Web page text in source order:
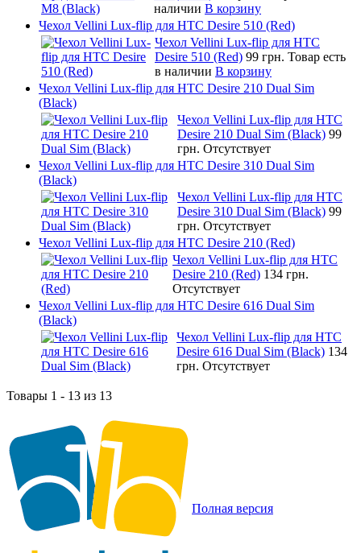
наличии В корзину
Чехол Vellini Lux-flip для HTC Desire 510 (Red)
Чехол Vellini Lux-flip для HTC
Desire 510 (Red) 99 грн. Товар есть
в наличии В корзину
Чехол Vellini Lux-flip для HTC Desire 210 Dual Sim
(Black)
Чехол Vellini Lux-flip для HTC
Desire 210 Dual Sim (Black) 99
грн. Отсутствует
Чехол Vellini Lux-flip для HTC Desire 310 Dual Sim
(Black)
Чехол Vellini Lux-flip для HTC
Desire 310 Dual Sim (Black) 99
грн. Отсутствует
Чехол Vellini Lux-flip для HTC Desire 210 (Red)
Чехол Vellini Lux-flip для HTC
Desire 210 (Red) 134 грн.
Отсутствует
Чехол Vellini Lux-flip для HTC Desire 616 Dual Sim
(Black)
Чехол Vellini Lux-flip для HTC
Desire 616 Dual Sim (Black) 134
грн. Отсутствует
Товары 1 - 13 из 13
Полная версия